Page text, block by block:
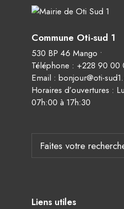
Commune Oti-sud 1
530 BP 46 Mango •
Téléphone : +228 90 00
Email : bonjour@oti-
Horaires d’ouvertures :
07h:00 à 17h:30
Liens utiles